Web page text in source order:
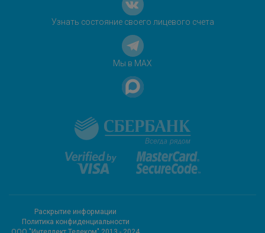
Узнать состояние своего лицевого счета
Мы в MAX
Раскрытие информации
Политика конфиденциальности